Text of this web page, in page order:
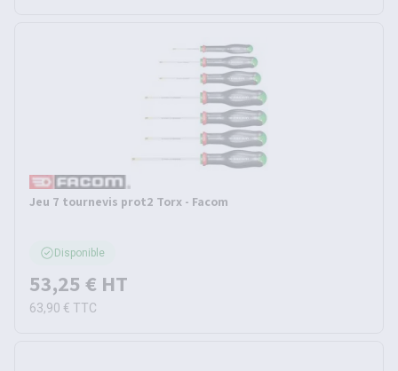
Jeu 7 tournevis prot2 Torx - Facom
Disponible
53,25 € HT
63,90 € TTC